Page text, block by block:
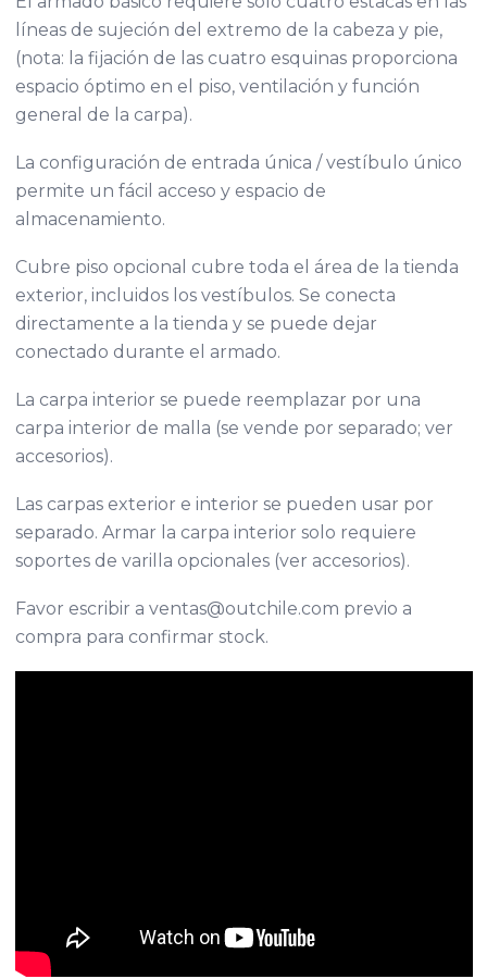
líneas de sujeción del extremo de la cabeza y pie,
(nota: la fijación de las cuatro esquinas proporciona
espacio óptimo en el piso, ventilación y función
general de la carpa).
La configuración de entrada única / vestíbulo único
permite un fácil acceso y espacio de
almacenamiento.
Cubre piso opcional cubre toda el área de la tienda
exterior, incluidos los vestíbulos. Se conecta
directamente a la tienda y se puede dejar
conectado durante el armado.
La carpa interior se puede reemplazar por una
carpa interior de malla (se vende por separado; ver
accesorios).
Las carpas exterior e interior se pueden usar por
separado. Armar la carpa interior solo requiere
soportes de varilla opcionales (ver accesorios).
Favor escribir a ventas@outchile.com previo a
compra para confirmar stock.